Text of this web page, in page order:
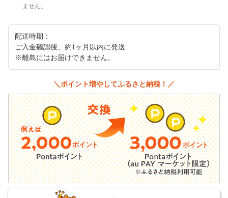
ません。
配送時期：
ご入金確認後、約1ヶ月以内に発送
※離島にはお届けできません。
＼ポイント増やしてふるさと納税！／